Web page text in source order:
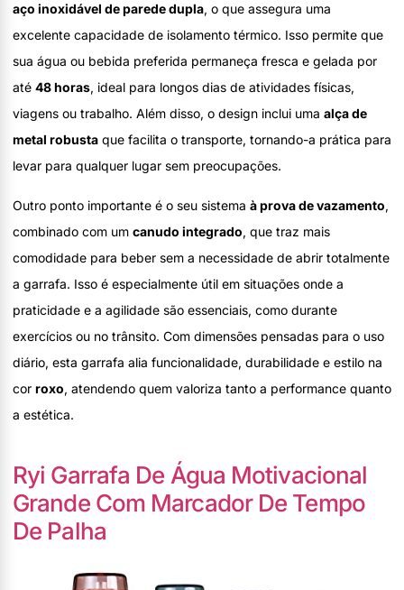
aço inoxidável de parede dupla, o que assegura uma
excelente capacidade de isolamento térmico. Isso permite que
sua água ou bebida preferida permaneça fresca e gelada por
até 48 horas, ideal para longos dias de atividades físicas,
viagens ou trabalho. Além disso, o design inclui uma alça de
metal robusta que facilita o transporte, tornando-a prática para
levar para qualquer lugar sem preocupações.
Outro ponto importante é o seu sistema à prova de vazamento,
combinado com um canudo integrado, que traz mais
comodidade para beber sem a necessidade de abrir totalmente
a garrafa. Isso é especialmente útil em situações onde a
praticidade e a agilidade são essenciais, como durante
exercícios ou no trânsito. Com dimensões pensadas para o uso
diário, esta garrafa alia funcionalidade, durabilidade e estilo na
cor roxo, atendendo quem valoriza tanto a performance quanto
a estética.
Ryi Garrafa De Água Motivacional
Grande Com Marcador De Tempo
De Palha